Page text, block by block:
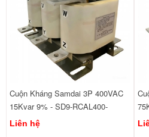
Cuộn Kháng Samdai 3P 400VAC
15Kvar 9% - SD9-RCAL400-
440/15
Liên hệ